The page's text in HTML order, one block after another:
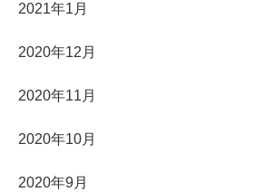
2021年1月
2020年12月
2020年11月
2020年10月
2020年9月